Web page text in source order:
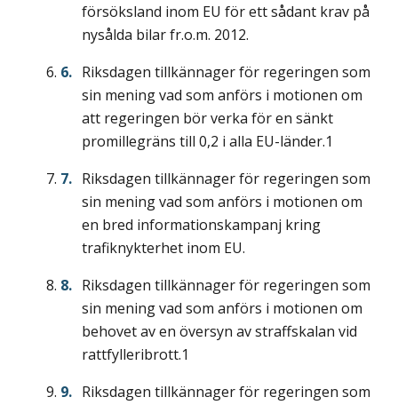
försöksland inom EU för ett sådant krav på
nysålda bilar fr.o.m. 2012.
Riksdagen tillkännager för regeringen som
sin mening vad som anförs i motionen om
att regeringen bör verka för en sänkt
promillegräns till 0,2 i alla EU-länder.1
Riksdagen tillkännager för regeringen som
sin mening vad som anförs i motionen om
en bred informationskampanj kring
trafiknykterhet inom EU.
Riksdagen tillkännager för regeringen som
sin mening vad som anförs i motionen om
behovet av en översyn av straffskalan vid
rattfylleribrott.1
Riksdagen tillkännager för regeringen som